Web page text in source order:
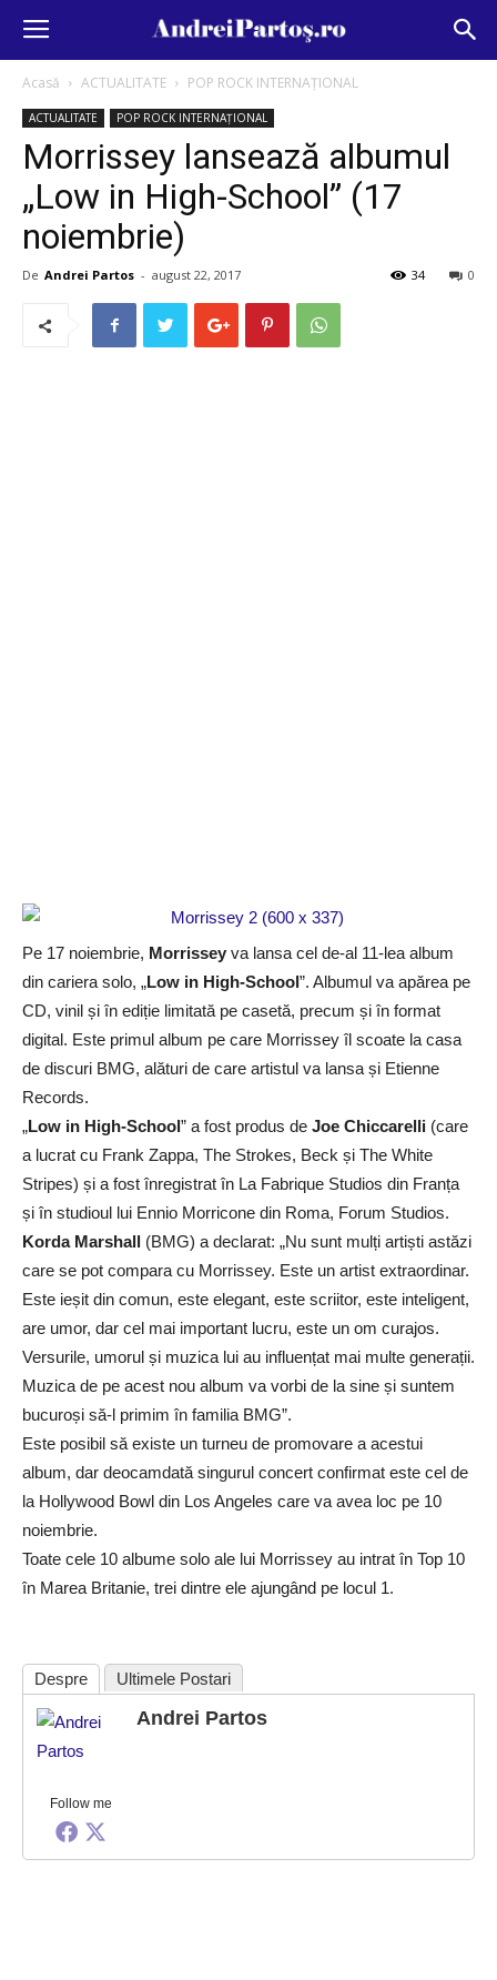
Acasă ACTUALITATE POP ROCK INTERNAȚIONAL
ACTUALITATE POP ROCK INTERNAȚIONAL
Morrissey lansează albumul
„Low in High-School” (17
noiembrie)
De Andrei Partos - august 22, 2017 0
34
Pe 17 noiembrie, Morrissey va lansa cel de-al 11-lea album
din cariera solo, „Low in High-School”. Albumul va apărea pe
CD, vinil și în ediție limitată pe casetă, precum și în format
digital. Este primul album pe care Morrissey îl scoate la casa
de discuri BMG, alături de care artistul va lansa și Etienne
Records.
„Low in High-School” a fost produs de Joe Chiccarelli (care
a lucrat cu Frank Zappa, The Strokes, Beck și The White
Stripes) și a fost înregistrat în La Fabrique Studios din Franța
și în studioul lui Ennio Morricone din Roma, Forum Studios.
Korda Marshall (BMG) a declarat: „Nu sunt mulți artiști astăzi
care se pot compara cu Morrissey. Este un artist extraordinar.
Este ieșit din comun, este elegant, este scriitor, este inteligent,
are umor, dar cel mai important lucru, este un om curajos.
Versurile, umorul și muzica lui au influențat mai multe generații.
Muzica de pe acest nou album va vorbi de la sine și suntem
bucuroși să-l primim în familia BMG”.
Este posibil să existe un turneu de promovare a acestui
album, dar deocamdată singurul concert confirmat este cel de
la Hollywood Bowl din Los Angeles care va avea loc pe 10
noiembrie.
Toate cele 10 albume solo ale lui Morrissey au intrat în Top 10
în Marea Britanie, trei dintre ele ajungând pe locul 1.
Despre Ultimele Postari
Follow me
Andrei Partos